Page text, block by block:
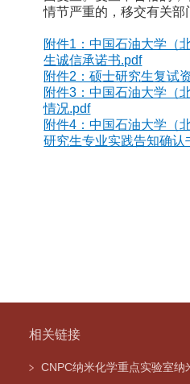
情节严重的，移交有关部
附件1：中国石油大学（
生诚信承诺书.pdf
附件2：硕士研究生复试
附件3：中国石油大学（
情况.pdf
附件4：中国石油大学（
研究生专业实践告知确认
相关链接
CNPC纳米化学重点实验室纳